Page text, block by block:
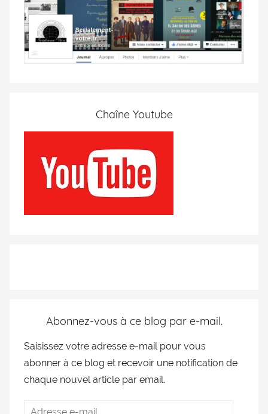
Chaîne Youtube
Abonnez-vous à ce blog par e-mail.
Saisissez votre adresse e-mail pour vous
abonner à ce blog et recevoir une notification de
chaque nouvel article par email.